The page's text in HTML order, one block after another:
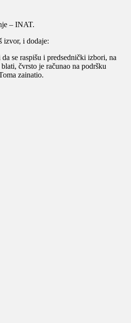
– INAT.
izvor, i dodaje:
se raspišu i predsednički izbori, na
čvrsto je računao na podršku
zainatio.